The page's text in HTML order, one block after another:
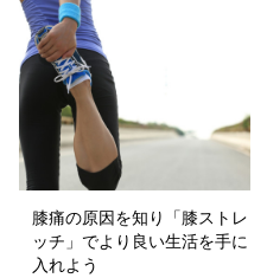
膝痛の原因を知り「膝ストレ
ッチ」でより良い生活を手に
入れよう